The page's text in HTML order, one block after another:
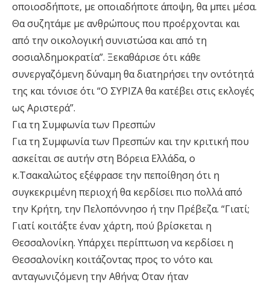
οποιοσδήποτε, με οποιαδήποτε άποψη, θα μπει μέσα.
Θα συζητάμε με ανθρώπους που προέρχονται και
από την οικολογική συνιστώσα και από τη
σοσιαλδημοκρατία”. Ξεκαθάρισε ότι κάθε
συνεργαζόμενη δύναμη θα διατηρήσει την οντότητά
της και τόνισε ότι “Ο ΣΥΡΙΖΑ θα κατέβει στις εκλογές
ως Αριστερά”.
Για τη Συμφωνία των Πρεσπών
Για τη Συμφωνία των Πρεσπών και την κριτική που
ασκείται σε αυτήν στη Βόρεια Ελλάδα, ο
κ.Τσακαλώτος εξέφρασε την πεποίθηση ότι η
συγκεκριμένη περιοχή θα κερδίσει πιο πολλά από
την Κρήτη, την Πελοπόννησο ή την Πρέβεζα. “Γιατί;
Γιατί κοιτάξτε έναν χάρτη, πού βρίσκεται η
Θεσσαλονίκη. Υπάρχει περίπτωση να κερδίσει η
Θεσσαλονίκη κοιτάζοντας προς το νότο και
ανταγωνιζόμενη την Αθήνα; ΄Οταν ήταν